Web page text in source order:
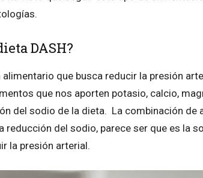
DASH?
que busca reducir la presión
que nos aporten potasio, calcio,
del sodio de la dieta. La combinación de
reducción del sodio, parece ser que es la
la presión arterial.